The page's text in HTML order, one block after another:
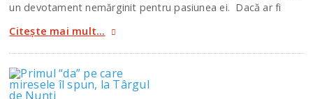
un devotament nemărginit pentru pasiunea ei. Dacă ar fi
Citește mai mult...